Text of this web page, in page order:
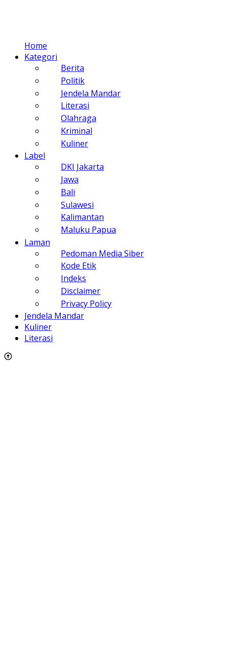
Home
Kategori
Berita
Politik
Jendela Mandar
Literasi
Olahraga
Kriminal
Kuliner
Label
DKI Jakarta
Jawa
Bali
Sulawesi
Kalimantan
Maluku Papua
Laman
Pedoman Media Siber
Kode Etik
Indeks
Disclaimer
Privacy Policy
Jendela Mandar
Kuliner
Literasi